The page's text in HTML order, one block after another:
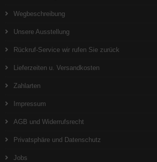
Wegbeschreibung
Unsere Ausstellung
Rückruf-Service wir rufen Sie zurück
Lieferzeiten u. Versandkosten
Zahlarten
Impressum
AGB und Widerrufsrecht
Privatsphäre und Datenschutz
Jobs